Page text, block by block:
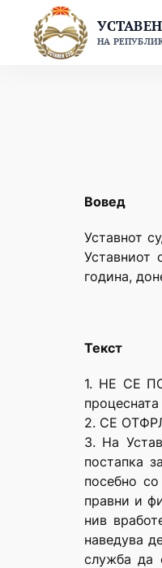
content
НА
Вовед
Уставнот
Уставниот
година,
Текст
1. НЕ СЕ
2. СЕ
3. На
постапка
посебно
правни и
нив
наведува
служба да